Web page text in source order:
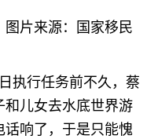
片来源：国家移民
执行任务前不久，蔡
和儿女去水底世界游
响了，于是只能愧